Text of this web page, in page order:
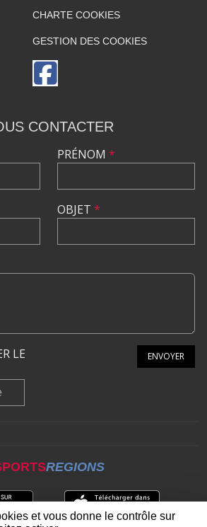
CHARTE COOKIES
GESTION DES COOKIES
CONTACTER
PRÉNOM *
OBJET *
LE
ENVOYER
REGIONS
et vous donne le contrôle sur